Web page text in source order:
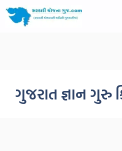
ગુજરાત જ્ઞાન ગુરુ